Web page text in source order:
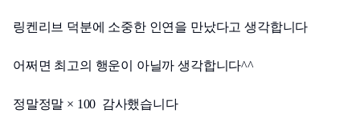
링켄리브 덕분에 소중한 인연을 만났다고 생각합니다
어쩌면 최고의 행운이 아닐까 생각합니다^^
정말정말 × 100  감사했습니다